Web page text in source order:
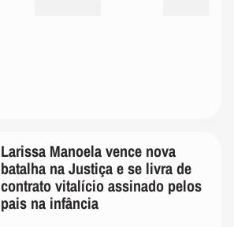
Larissa Manoela vence nova
batalha na Justiça e se livra de
contrato vitalício assinado pelos
pais na infância